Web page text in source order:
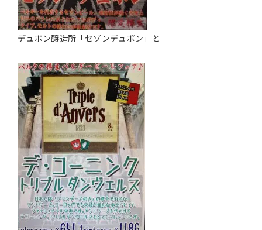
デュポン醸造所「セゾンデュポン」と